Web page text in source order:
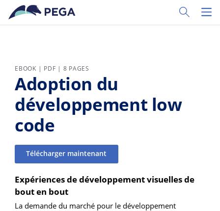
Passer directement au contenu principal
Toggle
EBOOK | PDF | 8 PAGES
Adoption du
développement low
code
Télécharger maintenant
Expériences de développement visuelles de
bout en bout
La demande du marché pour le développement